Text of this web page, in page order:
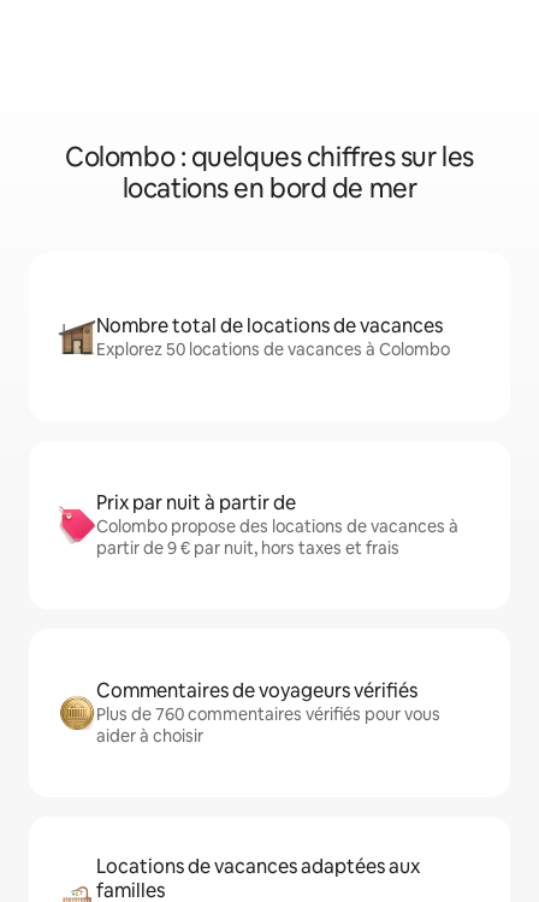
Colombo : quelques chiffres sur les
locations en bord de mer
Nombre total de locations de vacances
Explorez 50 locations de vacances à Colombo
Prix par nuit à partir de
Colombo propose des locations de vacances à
partir de 9 € par nuit, hors taxes et frais
Commentaires de voyageurs vérifiés
Plus de 760 commentaires vérifiés pour vous
aider à choisir
Locations de vacances adaptées aux
familles